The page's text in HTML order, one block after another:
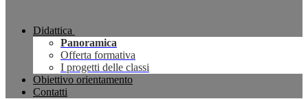
Didattica
Panoramica
Offerta formativa
I progetti delle classi
Obiettivo orientamento
Contatti